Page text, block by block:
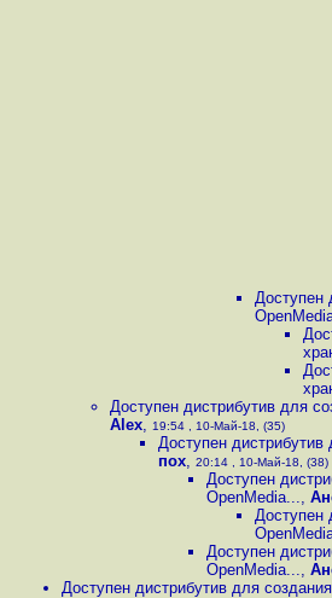
Доступен
Доступен дистрибутив для
Alex, 19:54 , 10-Май-18, (35)
Доступен
пох, 20:14 , 10-Май-18, (38)
Доступен
OpenMedia...,
Доступен
Доступен
OpenMedia...,
Доступен дистрибутив для